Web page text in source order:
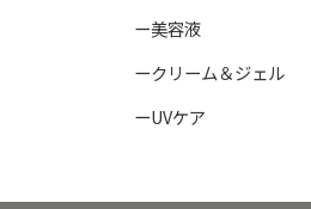
ー美容液
ークリーム＆ジェル
ーUVケア